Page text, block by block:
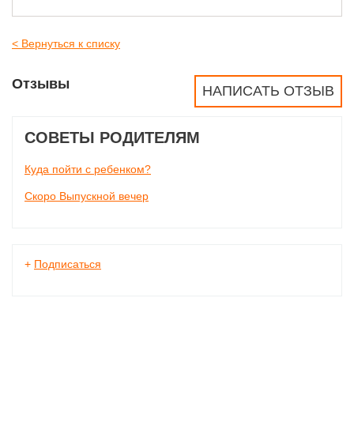
< Вернуться к списку
НАПИСАТЬ ОТЗЫВ
Отзывы
СОВЕТЫ РОДИТЕЛЯМ
Куда пойти с ребенком?
Скоро Выпускной вечер
+ Подписаться